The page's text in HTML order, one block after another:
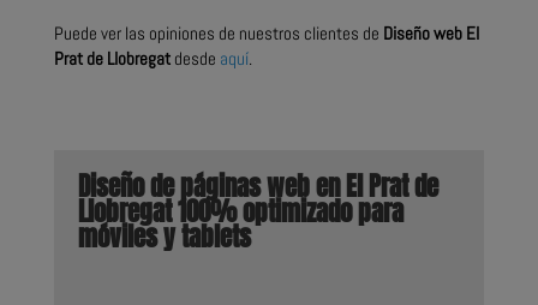
Puede ver las opiniones de nuestros clientes de Diseño web El
Prat de Llobregatdesde aquí.
Diseño de páginas web en El Prat de
Llobregat 100% optimizado para
móviles y tablets